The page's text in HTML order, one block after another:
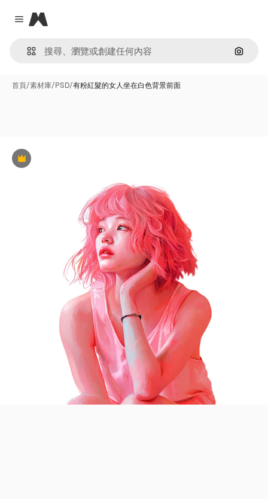
Close menu
Magnific
通過圖
首頁/素材庫/PSD/有粉紅髮的女人坐在白色背景前面
Premium